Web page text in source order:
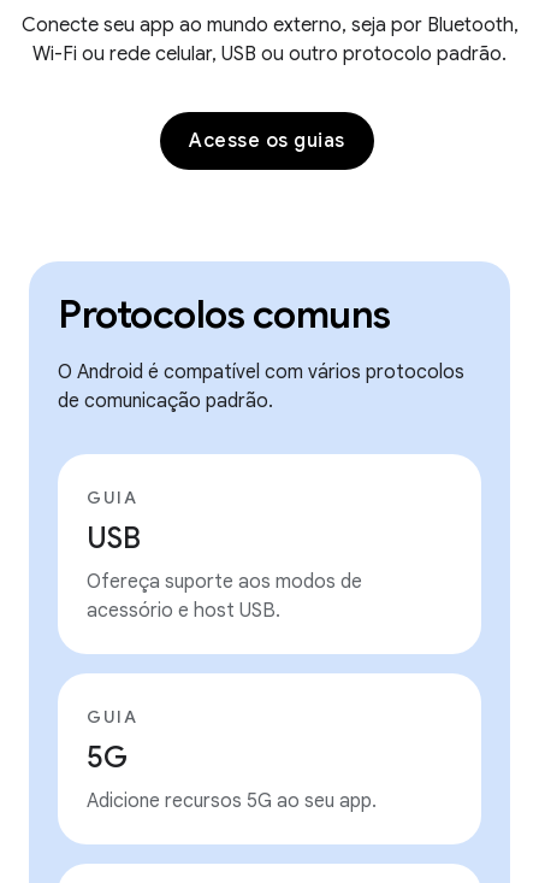
Conecte seu app ao mundo externo, seja por Bluetooth,
Wi-Fi ou rede celular, USB ou outro protocolo padrão.
Acesse os guias
Protocolos comuns
O Android é compatível com vários protocolos
de comunicação padrão.
GUIA
USB
Ofereça suporte aos modos de
acessório e host USB.
GUIA
5G
Adicione recursos 5G ao seu app.